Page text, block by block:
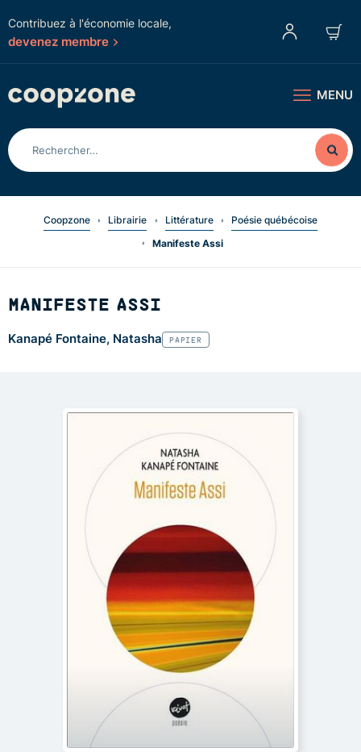
Contribuez à l'économie locale,
devenez membre
MENU
Coopzone Librairie Littérature
Poésie québécoise
Manifeste Assi
MANIFESTE ASSI
Kanapé Fontaine, Natasha PAPIER